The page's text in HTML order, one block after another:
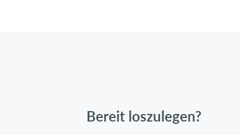
Bereit loszulegen?